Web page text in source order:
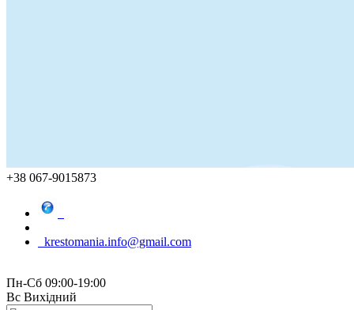
+38 067-9015873
krestomania.info@gmail.com
Пн-Сб 09:00-19:00
Вс Вихідний